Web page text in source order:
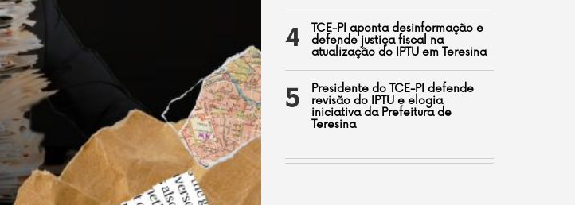
4
TCE-PI aponta desinformação e
defende justiça fiscal na
atualização do IPTU em Teresina
5
Presidente do TCE-PI defende
revisão do IPTU e elogia
iniciativa da Prefeitura de
Teresina